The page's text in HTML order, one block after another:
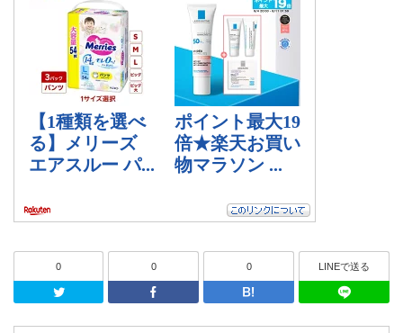
0
Twitter
0
Facebook
0
はてなブッ
LINEで送る